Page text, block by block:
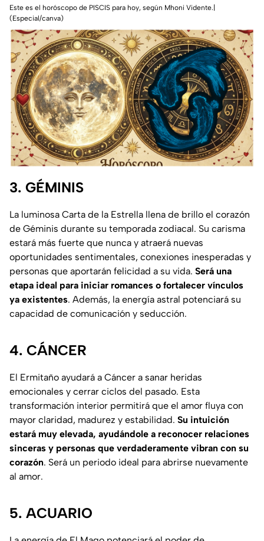
Este es el horóscopo de PISCIS para hoy, según Mhoni Vidente.|
(Especial/canva)
3. GÉMINIS
La luminosa Carta de la Estrella llena de brillo el corazón
de Géminis durante su temporada zodiacal. Su carisma
estará más fuerte que nunca y atraerá nuevas
oportunidades sentimentales, conexiones inesperadas y
personas que aportarán felicidad a su vida. Será una
etapa ideal para iniciar romances o fortalecer vínculos
ya existentes. Además, la energía astral potenciará su
capacidad de comunicación y seducción.
4. CÁNCER
El Ermitaño ayudará a Cáncer a sanar heridas
emocionales y cerrar ciclos del pasado. Esta
transformación interior permitirá que el amor fluya con
mayor claridad, madurez y estabilidad. Su intuición
estará muy elevada, ayudándole a reconocer relaciones
sinceras y personas que verdaderamente vibran con su
corazón. Será un periodo ideal para abrirse nuevamente
al amor.
5. ACUARIO